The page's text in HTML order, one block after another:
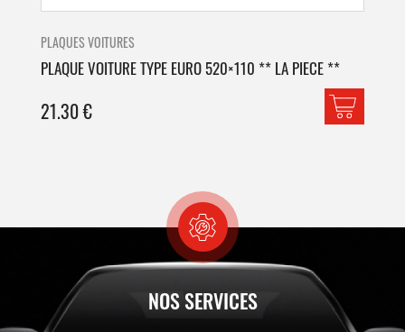
PLAQUES VOITURES
PLAQUE VOITURE TYPE EURO 520×110 ** LA PIECE **
21.30€
NOS SERVICES